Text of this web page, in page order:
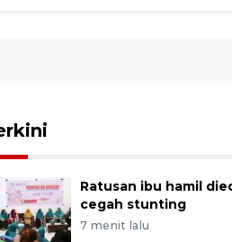
Ratusan ibu hamil
cegah stunting
7 menit lalu